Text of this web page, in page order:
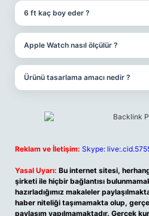
6 ft kaç boy eder ?
Apple Watch nasıl ölçülür ?
Ürünü tasarlama amacı nedir ?
Reklam ve İletişim: Skype:
Yasal Uyarı: Bu internet sitesi,
şirketi ile hiçbir bağlantısı
hazırladığımız makaleler
haber niteliği taşımamakta olup,
paylaşım yapılmamaktadır. Gerçek